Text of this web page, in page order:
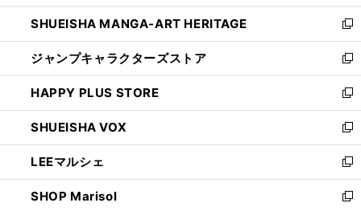
開
く
ウ
で
開
く
し
い
ウ
ィ
ン
ド
ウ
で
開
く
SHUEISHA MANGA-ART HERITAGE
新
し
い
ウ
ィ
ン
ド
ウ
で
開
く
ジャンプキャラクターズストア
新
し
い
ウ
ィ
ン
ド
ウ
で
HAPPY PLUS STORE
新
し
い
ウ
ィ
ン
ド
SHUEISHA VOX
新
し
い
ウ
ィ
LEEマルシェ
新
し
い
SHOP Marisol
新